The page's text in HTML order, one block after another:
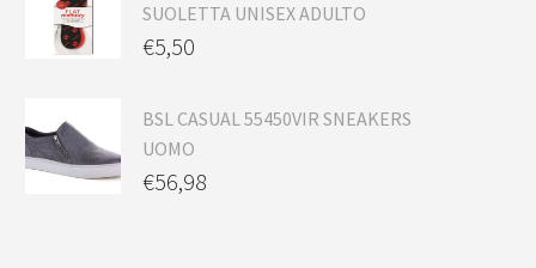
SUOLETTA UNISEX ADULTO
€5,50
BSL CASUAL 55450VIR SNEAKERS
UOMO
€56,98